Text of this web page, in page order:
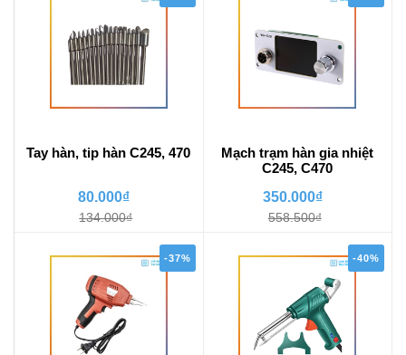
Tay hàn, tip hàn C245, 470
80.000₫
134.000₫
Mạch trạm hàn gia nhiệt
C245, C470
350.000₫
558.500₫
-37% -40%